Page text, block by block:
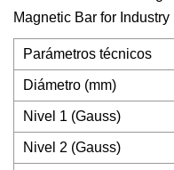
Parámetros técnicos
Diámetro (mm)
Nivel 1 (Gauss)
Nivel 2 (Gauss)